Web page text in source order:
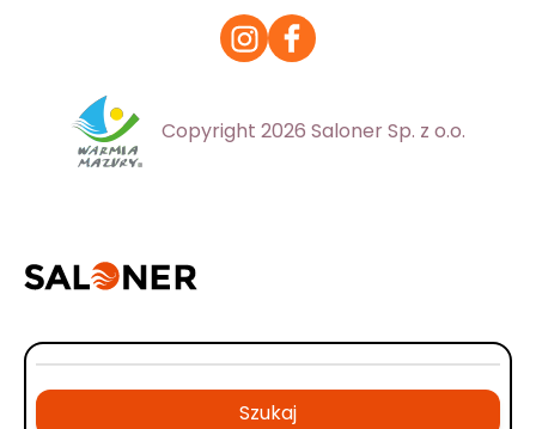
Copyright 2026 Saloner Sp. z o.o.
Szukaj